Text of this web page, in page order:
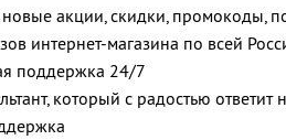
акции, скидки, промокоды,
интернет-магазина по всей
поддержка 24/7
который с радостью ответит